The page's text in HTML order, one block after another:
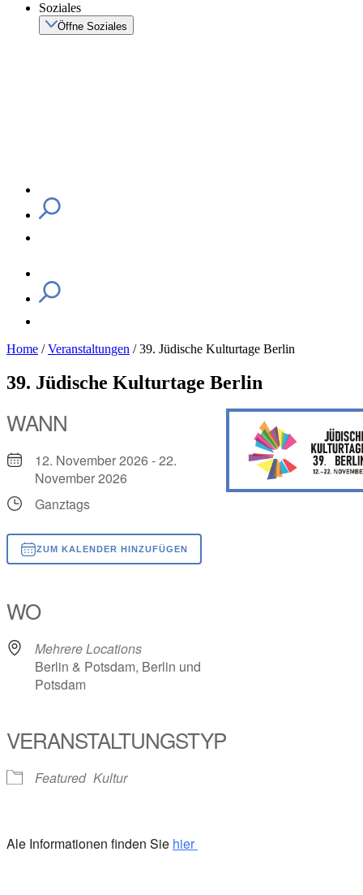
Soziales
Öffne Soziales
Home /Veranstaltungen /39. Jüdische Kulturtage Berlin
39. Jüdische Kulturtage Berlin
WANN
12. November 2026 - 22.
November 2026
Ganztags
ZUM KALENDER HINZUFÜGEN
WO
Mehrere Locations
Berlin & Potsdam, Berlin und
Potsdam
VERANSTALTUNGSTYP
Featured Kultur
Ale Informationen finden Sie hier